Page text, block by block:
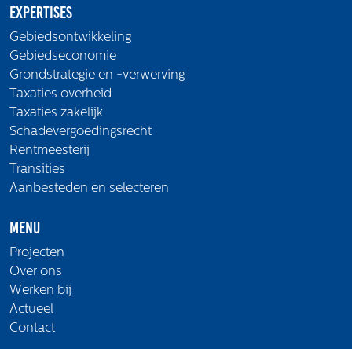
Expertises
Gebiedsontwikkeling
Gebiedseconomie
Grondstrategie en -verwerving
Taxaties overheid
Taxaties zakelijk
Schadevergoedingsrecht
Rentmeesterij
Transities
Aanbesteden en selecteren
Menu
Projecten
Over ons
Werken bij
Actueel
Contact